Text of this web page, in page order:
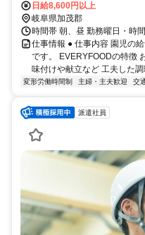
日給8,600円以上
岐阜県加茂郡
時間帯 朝、昼 勤務曜日・時
仕事情報 ● 仕事内容 園児の
です。 EVERYFOODの特徴
味付けや献立など 工夫した
変形労働時間制 主婦・主夫歓迎 交
派遣社員